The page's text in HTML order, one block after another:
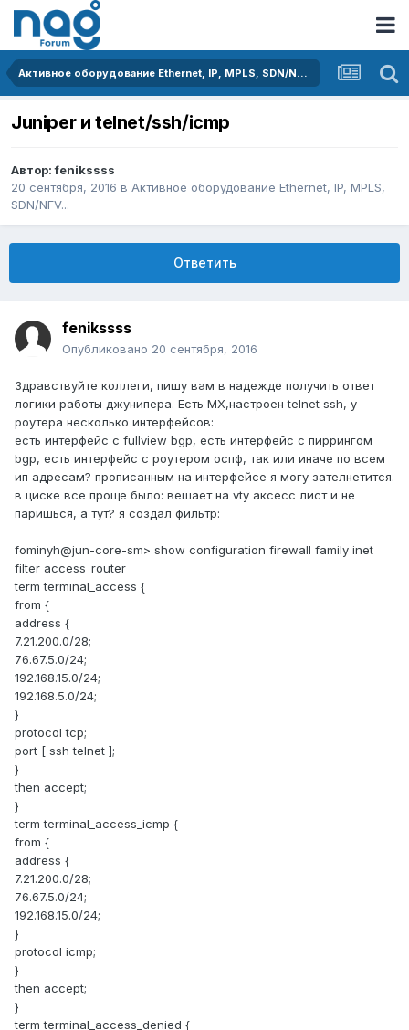
Активное оборудование Ethernet, IP, MPLS, SDN/NFV...
Juniper и telnet/ssh/icmp
Автор:fenikssss
20 сентября, 2016 в Активное оборудование Ethernet, IP, MPLS,
SDN/NFV...
Ответить
fenikssss
Опубликовано 20 сентября, 2016
Здравствуйте коллеги, пишу вам в надежде получить ответ
логики работы джунипера. Есть МХ,настроен telnet ssh, у
роутера несколько интерфейсов:
есть интерфейс с fullview bgp, есть интерфейс с пиррингом
bgp, есть интерфейс с роутером оспф, так или иначе по всем
ип адресам? прописанным на интерфейсе я могу зателнетится.
в циске все проще было: вешает на vty аксесс лист и не
паришься, а тут? я создал фильтр:
fominyh@jun-core-sm> show configuration firewall family inet
filter access_router
term terminal_access {
from {
address {
7.21.200.0/28;
76.67.5.0/24;
192.168.15.0/24;
192.168.5.0/24;
}
protocol tcp;
port [ ssh telnet ];
}
then accept;
}
term terminal_access_icmp {
from {
address {
7.21.200.0/28;
76.67.5.0/24;
192.168.15.0/24;
}
protocol icmp;
}
then accept;
}
term terminal_access_denied {